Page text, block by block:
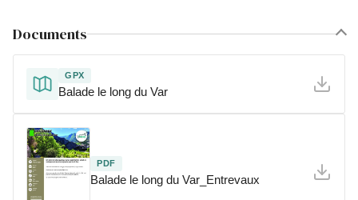
Documents
GPX
Balade le long du Var
PDF
Balade le long du Var_Entrevaux